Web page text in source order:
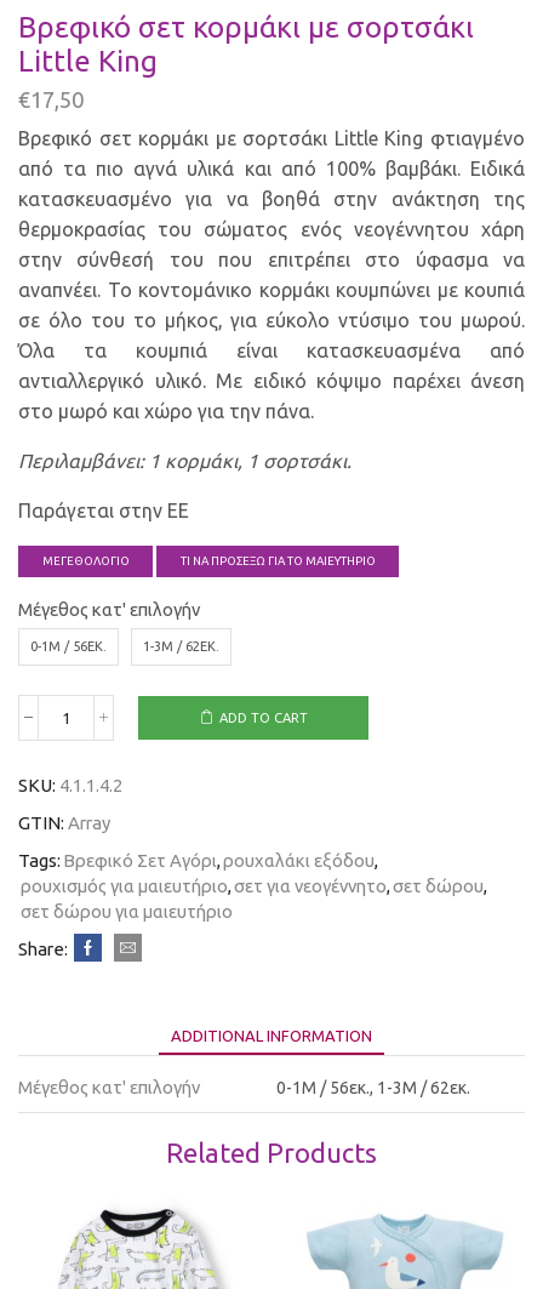
Βρεφικό σετ κορμάκι με σορτσάκι
Little King
€17,50
Βρεφικό σετ κορμάκι με σορτσάκι Little King φτιαγμένο
από τα πιο αγνά υλικά και από 100% βαμβάκι. Ειδικά
κατασκευασμένο για να βοηθά στην ανάκτηση της
θερμοκρασίας του σώματος ενός νεογέννητου χάρη
στην σύνθεσή του που επιτρέπει στο ύφασμα να
αναπνέει. Το κοντομάνικο κορμάκι κουμπώνει με κουπιά
σε όλο του το μήκος, για εύκολο ντύσιμο του μωρού.
Όλα τα κουμπιά είναι κατασκευασμένα από
αντιαλλεργικό υλικό. Με ειδικό κόψιμο παρέχει άνεση
στο μωρό και χώρο για την πάνα.
Περιλαμβάνει: 1 κορμάκι, 1 σορτσάκι.
Παράγεται στην EΕ
ΜΕΓΕΘΟΛΟΓΙΟ ΤΙ ΝΑ ΠΡΟΣΕΞΩ ΓΙΑ ΤΟ ΜΑΙΕΥΤΗΡΙΟ
Μέγεθος κατ' επιλογήν
0-1M / 56ΕΚ. 1-3Μ / 62ΕΚ.
ADD TO CART
SKU: 4.1.1.4.2
GTIN: Array
Tags: Βρεφικό Σετ Αγόρι,ρουχαλάκι εξόδου,
ρουχισμός για μαιευτήριο,σετ για νεογέννητο,σετ δώρου,
σετ δώρου για μαιευτήριο
Share:
ADDITIONAL INFORMATION
Μέγεθος κατ' επιλογήν 0-1M / 56εκ., 1-3Μ / 62εκ.
Related Products